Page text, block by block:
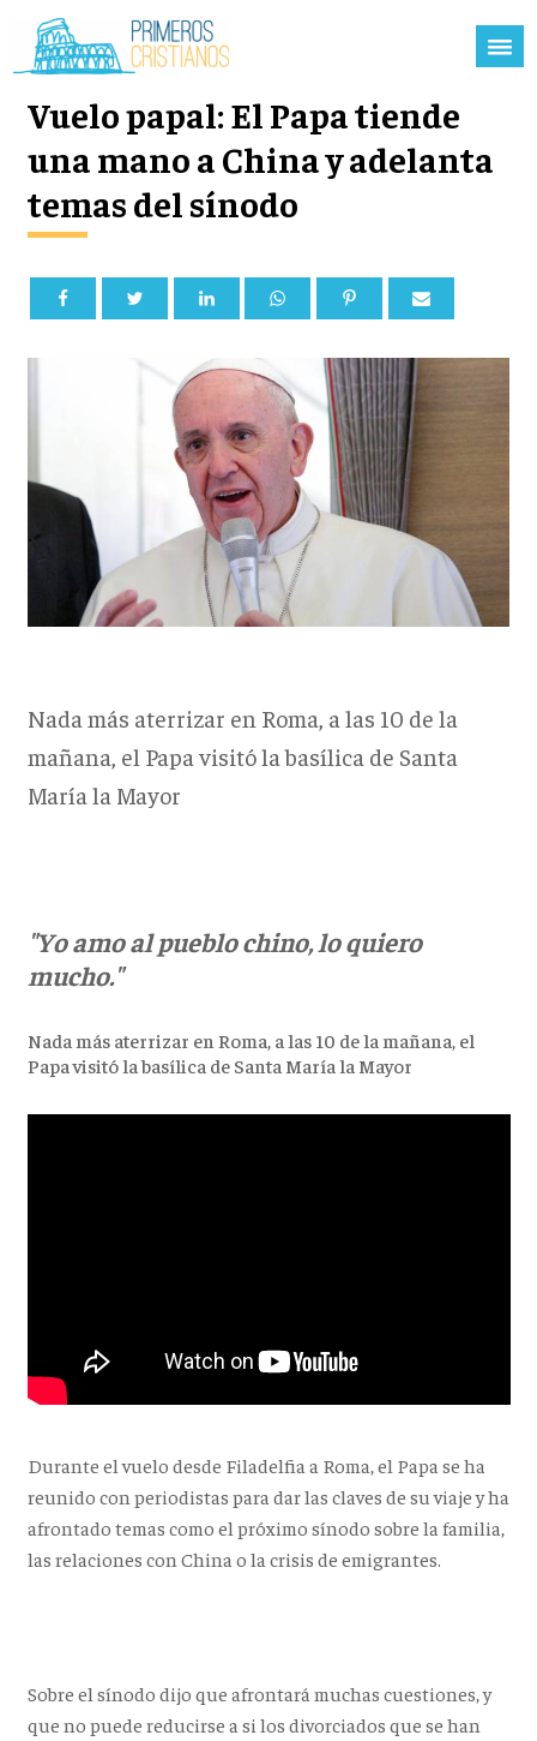
Vuelo papal: El Papa tiende
una mano a China y adelanta
temas del sínodo
Nada más aterrizar en Roma, a las 10 de la
mañana, el Papa visitó la basílica de Santa
María la Mayor
"Yo amo al pueblo chino, lo quiero
mucho."
Nada más aterrizar en Roma, a las 10 de la mañana, el
Papa visitó la basílica de Santa María la Mayor
Durante el vuelo desde Filadelfia a Roma, el Papa se ha
reunido con periodistas para dar las claves de su viaje y ha
afrontado temas como el próximo sínodo sobre la familia,
las relaciones con China o la crisis de emigrantes.
Sobre el sínodo dijo que afrontará muchas cuestiones, y
que no puede reducirse a si los divorciados que se han